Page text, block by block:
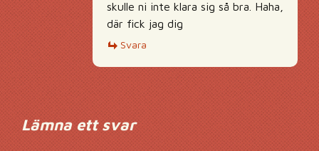
skulle ni inte klara sig så bra. Haha,
där fick jag dig
Svara
Lämna ett svar